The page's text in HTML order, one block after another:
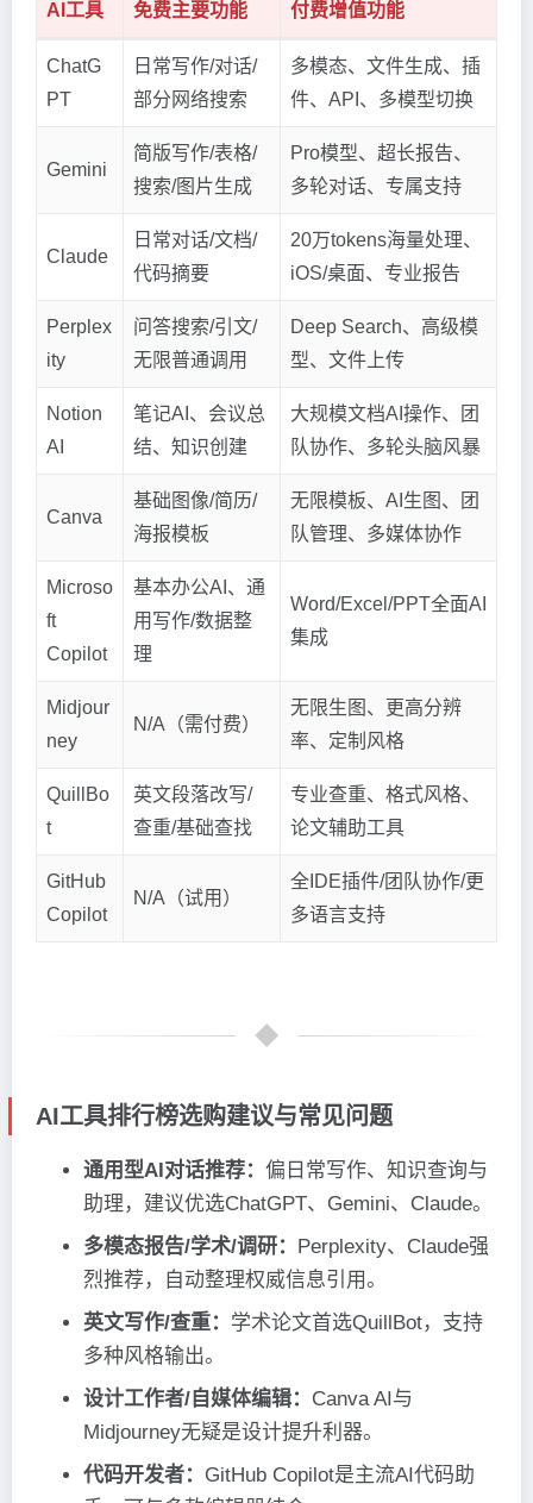
AI工具 免费主要功能 付费增值功能
ChatG
PT
日常写作/对话/
部分网络搜索
多模态、文件生成、插
件、API、多模型切换
Gemini
简版写作/表格/
搜索/图片生成
Pro模型、超长报告、
多轮对话、专属支持
Claude
日常对话/文档/
代码摘要
20万tokens海量处理、
iOS/桌面、专业报告
Perplex
ity
问答搜索/引文/
无限普通调用
Deep Search、高级模
型、文件上传
Notion
AI
笔记AI、会议总
结、知识创建
大规模文档AI操作、团
队协作、多轮头脑风暴
Canva
基础图像/简历/
海报模板
无限模板、AI生图、团
队管理、多媒体协作
Microso
ft
Copilot
基本办公AI、通
用写作/数据整
理
Word/Excel/PPT全面AI
集成
Midjour
ney
N/A（需付费）
无限生图、更高分辨
率、定制风格
QuillBo
t
英文段落改写/
查重/基础查找
专业查重、格式风格、
论文辅助工具
GitHub
Copilot
N/A（试用）
全IDE插件/团队协作/更
多语言支持
AI工具排行榜选购建议与常见问题
通用型AI对话推荐： 偏日常写作、知识查询与
助理，建议优选ChatGPT、Gemini、Claude。
多模态报告/学术/调研：
Perplexity、Claude强
烈推荐，自动整理权威信息引用。
英文写作/查重： 学术论文首选QuillBot，支持
多种风格输出。
设计工作者/自媒体编辑： Canva AI与
Midjourney无疑是设计提升利器。
代码开发者： GitHub Copilot是主流AI代码助